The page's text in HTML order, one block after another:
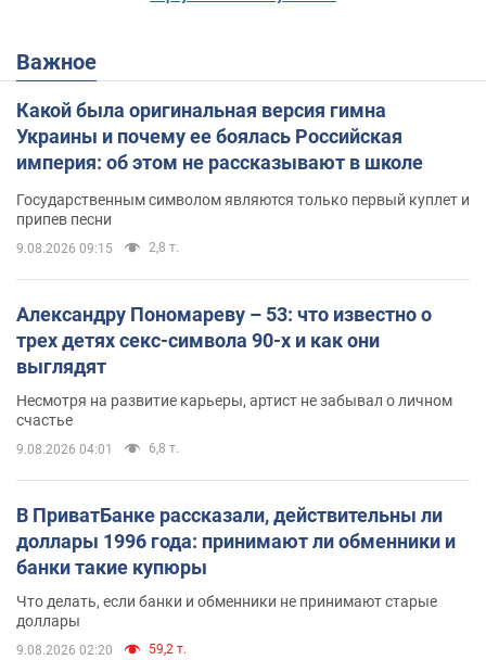
Важное
Какой была оригинальная версия гимна
Украины и почему ее боялась Российская
империя: об этом не рассказывают в школе
Государственным символом являются только первый куплет и
припев песни
9.08.2026 09:15 2,8 т.
Александру Пономареву – 53: что известно о
трех детях секс-символа 90-х и как они
выглядят
Несмотря на развитие карьеры, артист не забывал о личном
счастье
9.08.2026 04:01 6,8 т.
В ПриватБанке рассказали, действительны ли
доллары 1996 года: принимают ли обменники и
банки такие купюры
Что делать, если банки и обменники не принимают старые
доллары
9.08.2026 02:20 59,2 т.